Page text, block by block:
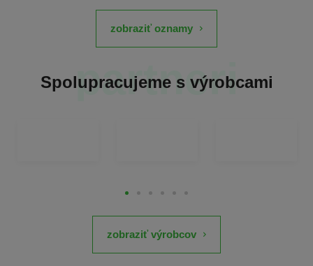
zobraziť oznamy
partneri
Spolupracujeme s výrobcami
zobraziť výrobcov